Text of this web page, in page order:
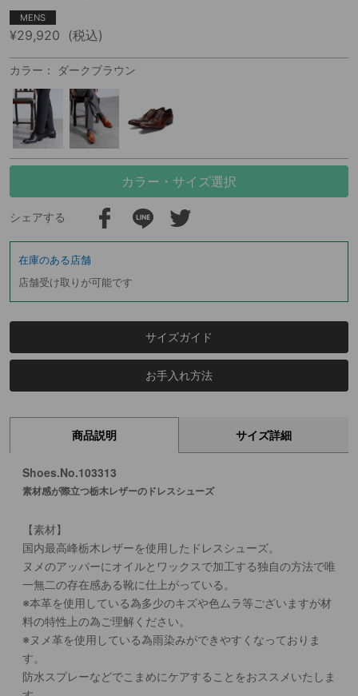
MENS
¥29,920 (税込)
カラー： ダークブラウン
カラー・サイズ選択
シェアする
在庫のある店舗
店舗受け取りが可能です
サイズガイド
お手入れ方法
商品説明 サイズ詳細
Shoes.No.103313
素材感が際立つ栃木レザーのドレスシューズ
【素材】
国内最高峰栃木レザーを使用したドレスシューズ。
ヌメのアッパーにオイルとワックスで加工する独自の方法で唯
一無二の存在感ある靴に仕上がっている。
※本革を使用している為多少のキズや色ムラ等ございますが材
料の特性上の為ご理解ください。
※ヌメ革を使用している為雨染みができやすくなっておりま
す。
防水スプレーなどでこまめにケアすることをおススメいたしま